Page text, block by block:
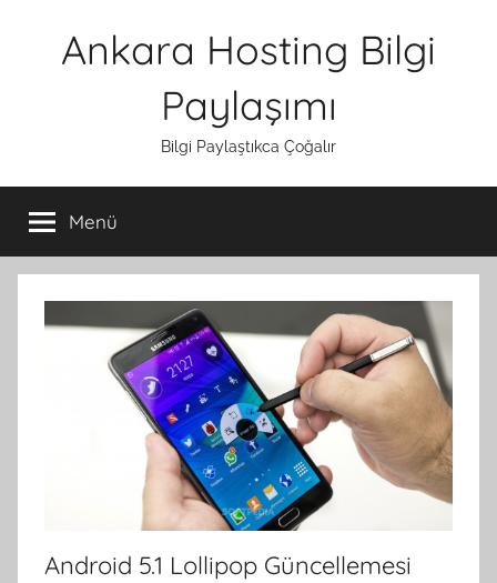
Ankara Hosting Bilgi
Paylaşımı
Bilgi Paylaştıkca Çoğalır
Menü
Android 5.1 Lollipop Güncellemesi